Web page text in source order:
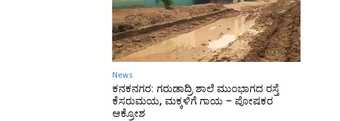
News
ಕನಕನಗರ: ಗರುಡಾದ್ರಿ ಶಾಲೆ ಮುಂಭಾಗದ ರಸ್ತೆ
ಕೆಸರುಮಯ, ಮಕ್ಕಳಿಗೆ ಗಾಯ – ಪೋಷಕರ
ಆಕ್ರೋಶ